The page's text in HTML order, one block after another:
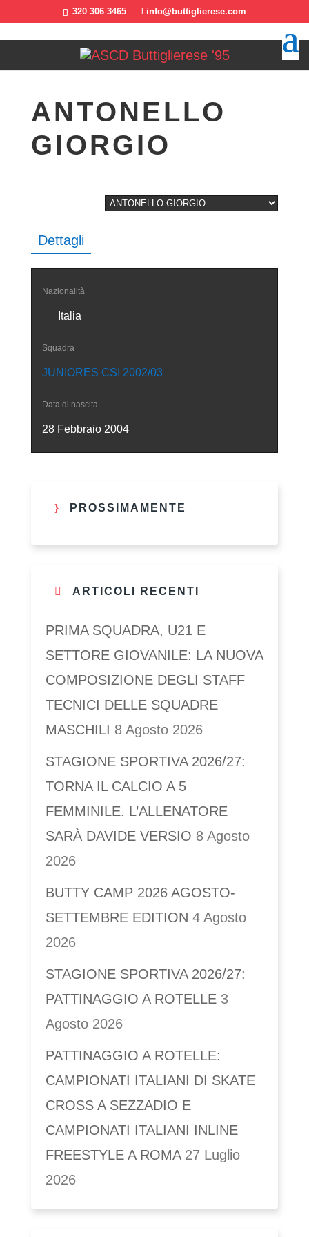
320 306 3465 info@buttiglierese.com
ANTONELLO
GIORGIO
Dettagli
Nazionalità
Italia
Squadra
JUNIORES CSI 2002/03
Data di nascita
28 Febbraio 2004
PROSSIMAMENTE
ARTICOLI RECENTI
PRIMA SQUADRA, U21 E
SETTORE GIOVANILE: LA NUOVA
COMPOSIZIONE DEGLI STAFF
TECNICI DELLE SQUADRE
MASCHILI 8 Agosto 2026
STAGIONE SPORTIVA 2026/27:
TORNA IL CALCIO A 5
FEMMINILE. L’ALLENATORE
SARÀ DAVIDE VERSIO 8 Agosto
2026
BUTTY CAMP 2026 AGOSTO-
SETTEMBRE EDITION 4 Agosto
2026
STAGIONE SPORTIVA 2026/27:
PATTINAGGIO A ROTELLE 3
Agosto 2026
PATTINAGGIO A ROTELLE:
CAMPIONATI ITALIANI DI SKATE
CROSS A SEZZADIO E
CAMPIONATI ITALIANI INLINE
FREESTYLE A ROMA 27 Luglio
2026